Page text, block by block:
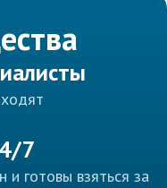
7
и готовы взяться за